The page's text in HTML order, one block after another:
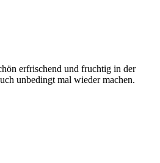
erfrischend und fruchtig in der
unbedingt mal wieder machen.